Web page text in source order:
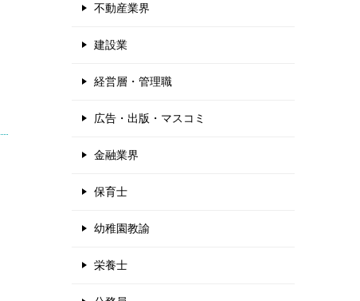
不動産業界
建設業
経営層・管理職
広告・出版・マスコミ
金融業界
保育士
幼稚園教諭
栄養士